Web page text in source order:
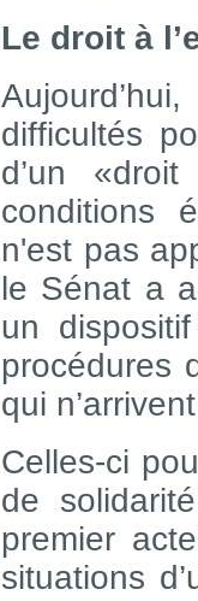
Le droit à
difficultés
d’un
conditions
n'est pas
le Sénat a
un
procédures
qui
Celles-ci
de
premier
situations